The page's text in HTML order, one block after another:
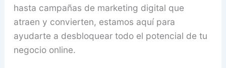
hasta campañas de marketing digital que
atraen y convierten, estamos aquí para
ayudarte a desbloquear todo el potencial de tu
negocio online.